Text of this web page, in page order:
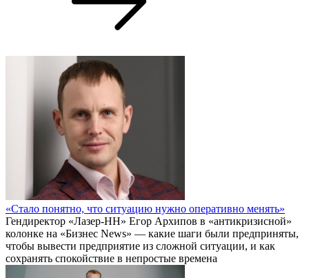
«Стало понятно, что ситуацию нужно оперативно менять»
Гендиректор «Лазер-НН» Егор Архипов в «антикризисной»
колонке на «Бизнес News» — какие шаги были предприняты,
чтобы вывести предприятие из сложной ситуации, и как
сохранять спокойствие в непростые времена